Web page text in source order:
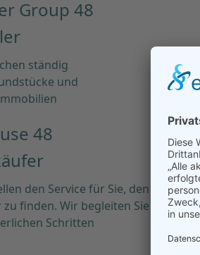
ständig
und
den Service für Sie, den
zu finden. Wir begleiten Sie bei allen
Schritten